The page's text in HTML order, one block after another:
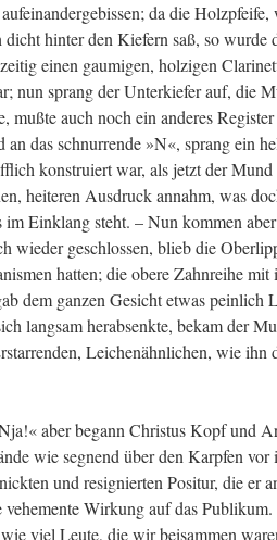
da die
hinter den Kiefern saß, so
einen gaumigen, holzigen
nun sprang der Unterkiefer auf, die
mußte auch noch ein anderes
das schnurrende »N«, sprang ein
konstruiert war, als jetzt der
heiteren Ausdruck annahm, was
im Einklang steht. – Nun kommen
wieder geschlossen, blieb die
hatten; die obere Zahnreihe
dem ganzen Gesicht etwas peinlich
langsam herabsenkte, bekam der
Leichenähnlichen, wie
aber begann Christus Kopf und
wie segnend über den Karpfen
und resignierten Positur, die er
Wirkung auf das
viel Leute, die wir beisammen